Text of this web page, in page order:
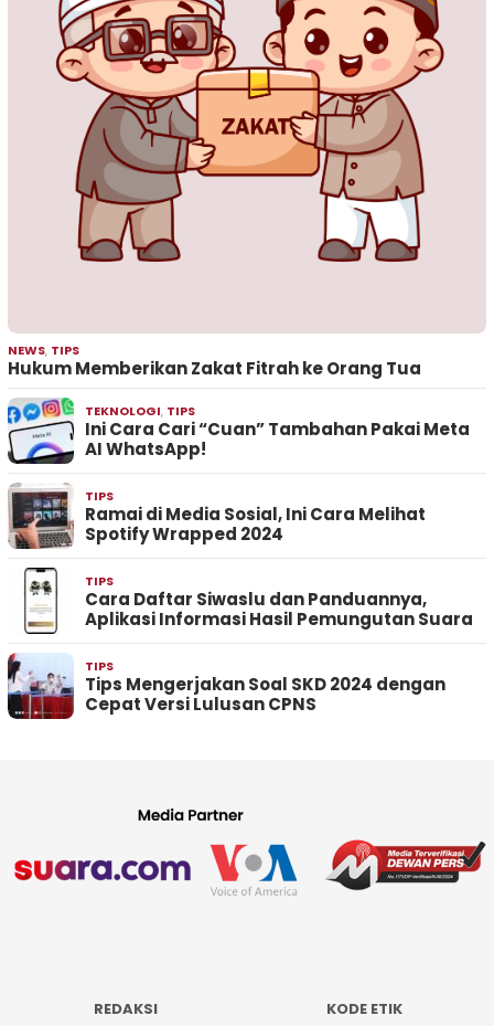
NEWS, TIPS
Hukum Memberikan Zakat Fitrah ke Orang Tua
TEKNOLOGI, TIPS
Ini Cara Cari “Cuan” Tambahan Pakai Meta
AI WhatsApp!
TIPS
Ramai di Media Sosial, Ini Cara Melihat
Spotify Wrapped 2024
TIPS
Cara Daftar Siwaslu dan Panduannya,
Aplikasi Informasi Hasil Pemungutan Suara
TIPS
Tips Mengerjakan Soal SKD 2024 dengan
Cepat Versi Lulusan CPNS
REDAKSI KODE ETIK